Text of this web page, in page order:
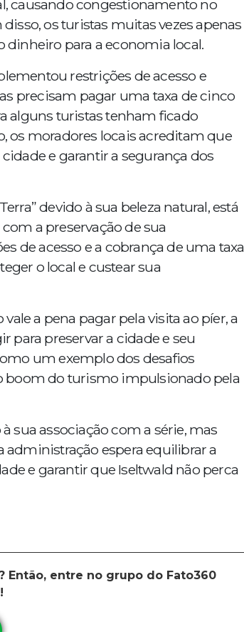
causando congestionamento no
os turistas muitas vezes apenas
para a economia local.
restrições de acesso e
precisam pagar uma taxa de cinco
alguns turistas tenham ficado
os moradores locais acreditam que
e garantir a segurança dos
devido à sua beleza natural, está
a preservação de sua
de acesso e a cobrança de uma taxa
o local e custear sua
a pena pagar pela visita ao píer, a
para preservar a cidade e seu
um exemplo dos desafios
boom do turismo impulsionado pela
sua associação com a série, mas
administração espera equilibrar a
e garantir que Iseltwald não perca
Então, entre no grupo do Fato360